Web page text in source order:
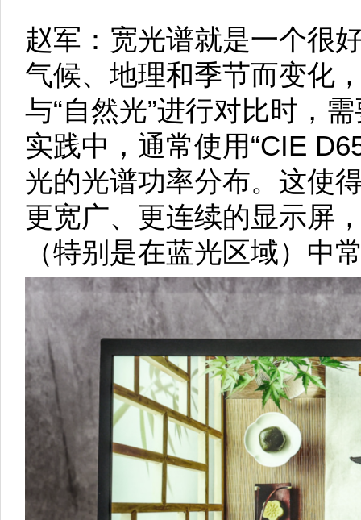
赵军：宽光谱就是一个很
气候、地理和季节而变化
与“自然光”进行对比时，
实践中，通常使用“CIE
光的光谱功率分布。这使
更宽广、更连续的显示屏
（特别是在蓝光区域）中